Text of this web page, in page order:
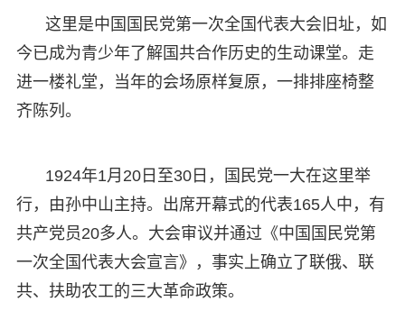
这里是中国国民党第一次全国代表大会旧址，如
今已成为青少年了解国共合作历史的生动课堂。走
进一楼礼堂，当年的会场原样复原，一排排座椅整
齐陈列。
1924年1月20日至30日，国民党一大在这里举
行，由孙中山主持。出席开幕式的代表165人中，有
共产党员20多人。大会审议并通过《中国国民党第
一次全国代表大会宣言》，事实上确立了联俄、联
共、扶助农工的三大革命政策。